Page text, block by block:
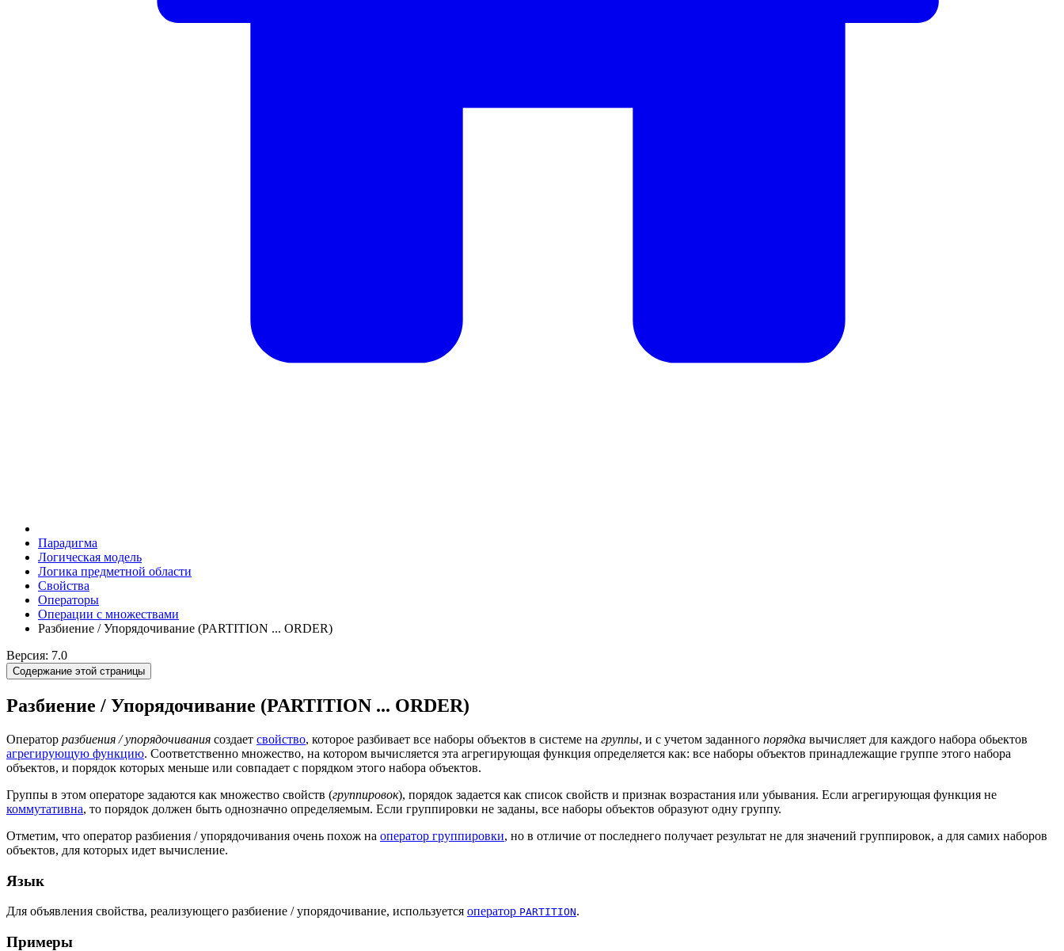
Парадигма
Логическая модель
Логика предметной области
Свойства
Операторы
Операции с множествами
Разбиение / Упорядочивание (PARTITION ... ORDER)
Версия: 7.0
Содержание этой страницы
Разбиение / Упорядочивание (PARTITION ... ORDER)
Оператор разбиения / упорядочивания создает свойство, которое разбивает все наборы объектов в системе на группы, и с учетом заданного порядка вычисляет для каждого набора обьектов
агрегирующую функцию. Соответственно множество, на котором вычисляется эта агрегирующая функция определяется как: все наборы объектов принадлежащие группе этого набора
объектов, и порядок которых меньше или совпадает с порядком этого набора объектов.
Группы в этом операторе задаются как множество свойств (группировок), порядок задается как список свойств и признак возрастания или убывания. Если агрегирующая функция не
коммутативна, то порядок должен быть однозначно определяемым. Если группировки не заданы, все наборы объектов образуют одну группу.
Отметим, что оператор разбиения / упорядочивания очень похож на оператор группировки, но в отличие от последнего получает результат не для значений группировок, а для самих наборов
объектов, для которых идет вычисление.
Язык
Для объявления свойства, реализующего разбиение / упорядочивание, используется оператор PARTITION.
Примеры